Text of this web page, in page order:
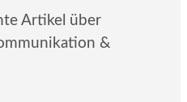
Artikel über
&